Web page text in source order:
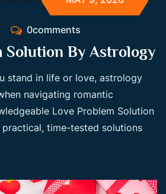
0comments
Solution By Astrology
stand in life or love, astrology
navigating romantic
Love Problem Solution
time-tested solutions